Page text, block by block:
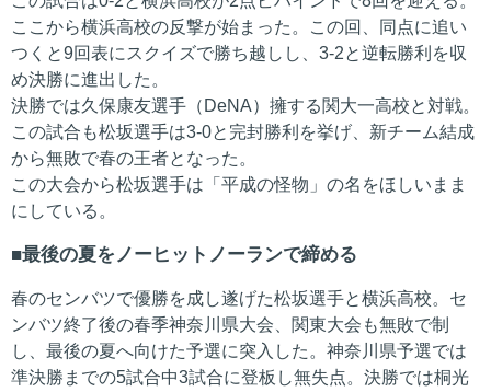
ここから横浜高校の反撃が始まった。この回、同点に追い
つくと9回表にスクイズで勝ち越しし、3-2と逆転勝利を収
め決勝に進出した。
決勝では久保康友選手（DeNA）擁する関大一高校と対戦。
この試合も松坂選手は3-0と完封勝利を挙げ、新チーム結成
から無敗で春の王者となった。
この大会から松坂選手は「平成の怪物」の名をほしいまま
にしている。
最後の夏をノーヒットノーランで締める
春のセンバツで優勝を成し遂げた松坂選手と横浜高校。セ
ンバツ終了後の春季神奈川県大会、関東大会も無敗で制
し、最後の夏へ向けた予選に突入した。神奈川県予選では
準決勝までの5試合中3試合に登板し無失点。決勝では桐光